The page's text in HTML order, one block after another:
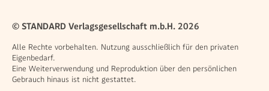
© STANDARD Verlagsgesellschaft m.b.H. 2026
Alle Rechte vorbehalten. Nutzung ausschließlich für den privaten
Eigenbedarf.
Eine Weiterverwendung und Reproduktion über den persönlichen
Gebrauch hinaus ist nicht gestattet.